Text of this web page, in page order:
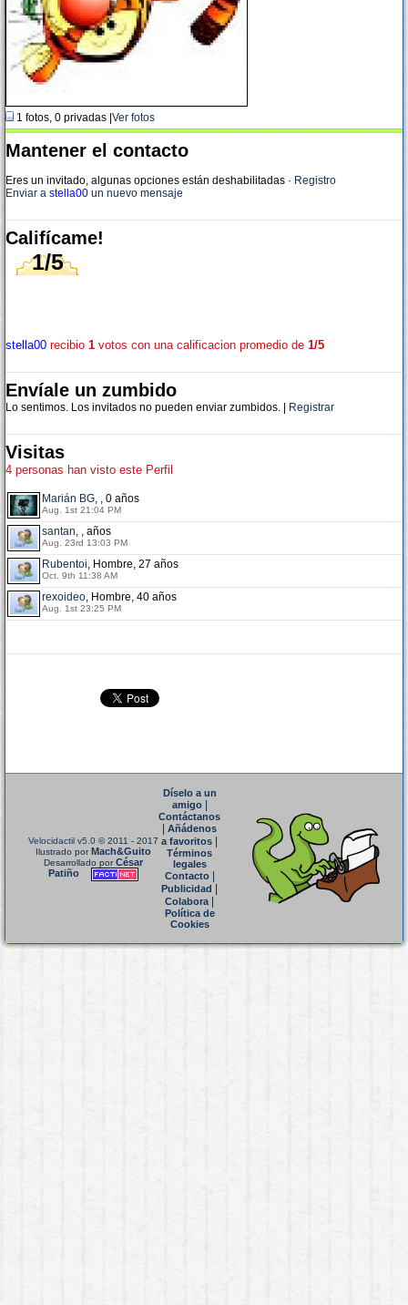
1 fotos, 0 privadas | Ver fotos
Mantener el contacto
Eres un invitado, algunas opciones están deshabilitadas · Registro
Enviar a stella00 un nuevo mensaje
Califícame!
1/5
stella00 recibio 1 votos con una calificacion promedio de 1/5
Envíale un zumbido
Lo sentimos. Los invitados no pueden enviar zumbidos. | Registrar
Visitas
4 personas han visto este Perfil
Marián BG, , 0 años
Aug. 1st 21:04 PM
santan, , años
Aug. 23rd 13:03 PM
Rubentoi, Hombre, 27 años
Oct. 9th 11:38 AM
rexoideo, Hombre, 40 años
Aug. 1st 23:25 PM
Velocidactil v5.0 © 2011 - 2017
Ilustrado porMach&Guito
Desarrollado porCésar
Patiño
Díselo a un
amigo|
Contáctanos
Añádenos
a favoritos
Términos
legales
Contacto|
Publicidad
Colabora|
Política de
Cookies